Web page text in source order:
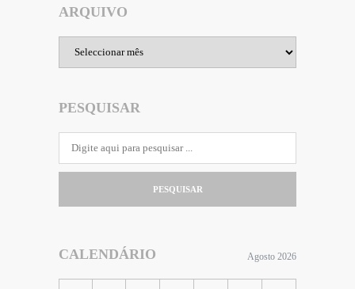
ARQUIVO
PESQUISAR
PESQUISAR
CALENDÁRIO Agosto 2026